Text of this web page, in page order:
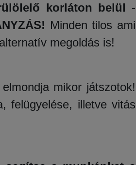
korláton belül -
Minden tilos ami
megoldás is!
mikor játszotok!
felügyelése, illetve vitás
a munkánkat a